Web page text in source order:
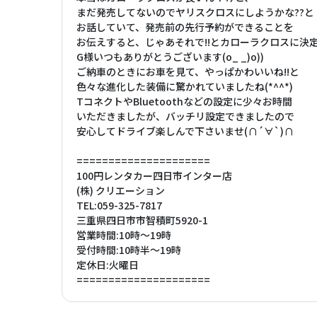
まだ発売してないのでヤリスクロスにしようかな??と
お話していて、発売前の先行予約ができることを
お伝えすると、じゃあそれで!!とカローラクロスに決
G様いつもありがとうございます(o_ _)o))
ご納車のときにお車を見て、やっぱかわいいね!!と
色々な進化した装備に驚かれていましたね(*^^*)
TコネクトやBluetoothなどの設定に少々お時間
いただきましたが、バッチリ設定できましたので
安心してドライブ楽しんで下さいませ(∩´∀`)∩
=====================
100円レンタカー四日市インター店
(株) クリエーション
TEL:059-325-7817
三重県四日市市智積町5920-1
営業時間:10時〜19時
受付時間:10時半〜19時
定休日:火曜日
=====================